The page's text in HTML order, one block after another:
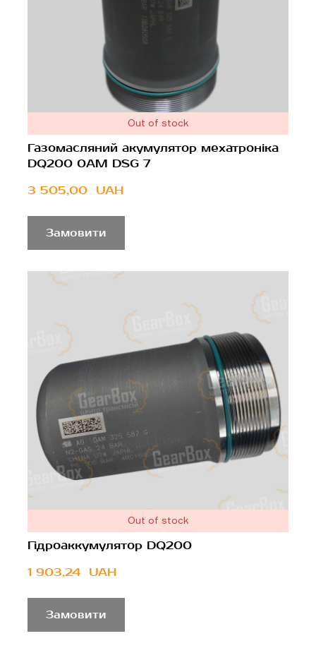
Out of stock
Газомасляний акумулятор мехатроніка
DQ200 0AM DSG 7
3 505,00  UAH
Замовити
Out of stock
Гідроаккумулятор DQ200
1 903,24  UAH
Замовити